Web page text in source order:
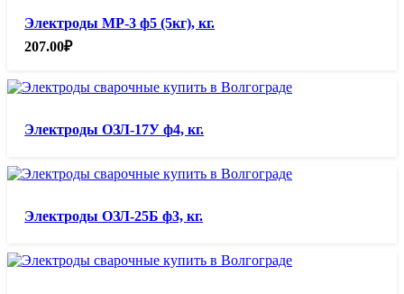
Электроды МР-3 ф5 (5кг), кг.
207.00₽
Электроды ОЗЛ-17У ф4, кг.
Электроды ОЗЛ-25Б ф3, кг.